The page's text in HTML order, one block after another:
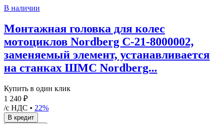
В наличии
Монтажная головка для колес
мотоциклов Nordberg C-21-8000002,
заменяемый элемент, устанавливается
на станках ШМС Nordberg...
Купить в один клик
1 240 ₽
/с НДС • 22%